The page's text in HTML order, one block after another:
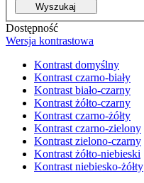
Wyszukaj
Dostępność
Wersja kontrastowa
Kontrast domyślny
Kontrast czarno-biały
Kontrast biało-czarny
Kontrast żółto-czarny
Kontrast czarno-żółty
Kontrast czarno-zielony
Kontrast zielono-czarny
Kontrast żółto-niebieski
Kontrast niebiesko-żółty